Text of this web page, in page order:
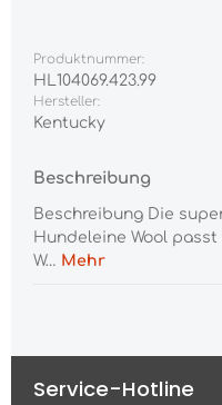
Produktnummer:
HL104069.423.99
Hersteller:
Kentucky
Beschreibung
Beschreibung Die
Hundeleine Wool
W… Mehr
Service-Hotline